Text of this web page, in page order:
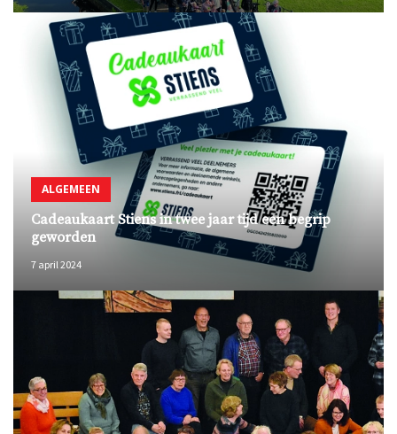
ALGEMEEN
Cadeaukaart Stiens in twee jaar tijd een begrip
geworden
7 april 2024